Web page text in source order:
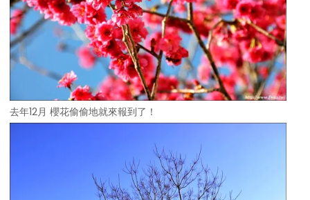
去年12月 櫻花偷偷地就來報到了！